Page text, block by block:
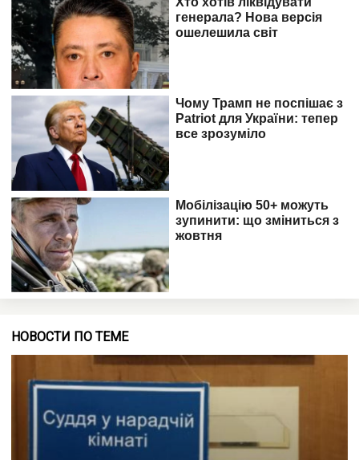
НОВОСТИ ПО ТЕМЕ